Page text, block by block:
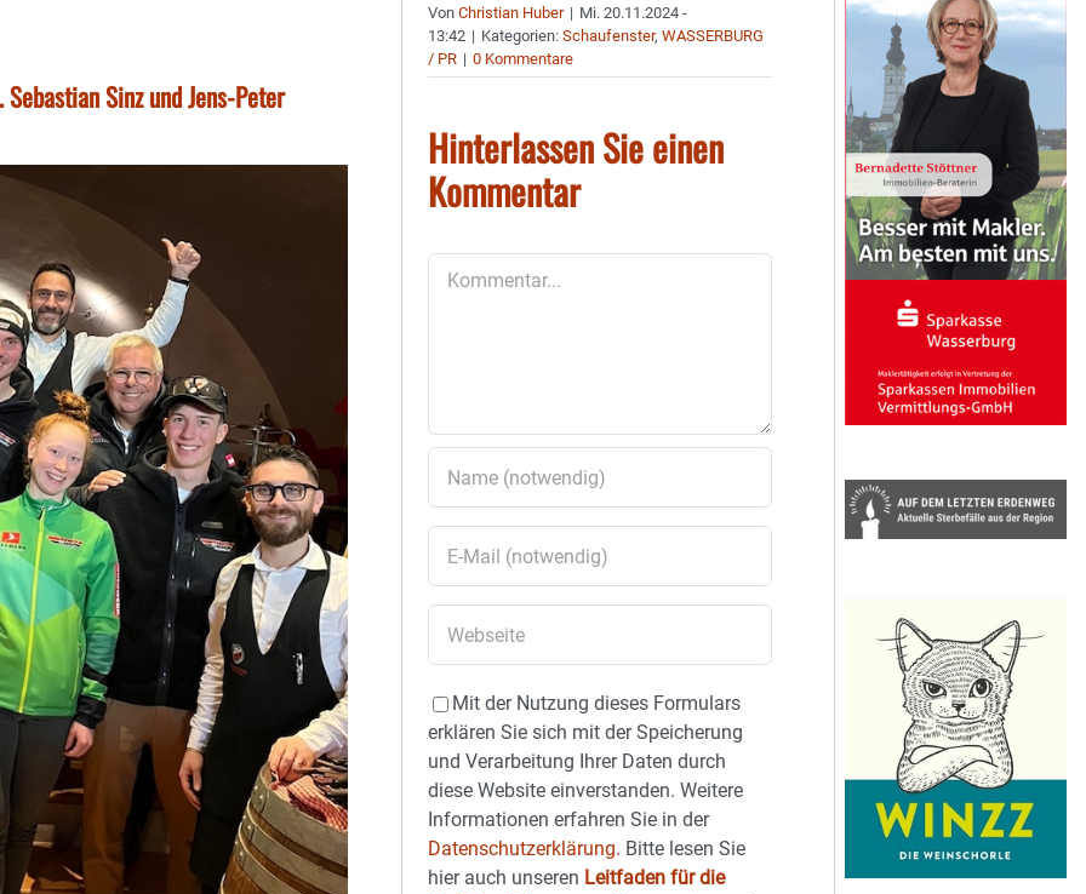
Sinz und Jens-Peter
VonChristian Huber | Mi. 20.11.2024 -
13:42 | Kategorien:Schaufenster,WASSERBURG
/ PR | 0 Kommentare
Hinterlassen Sie einen
Kommentar
Mit der Nutzung dieses Formulars
erklären Sie sich mit der Speicherung
und Verarbeitung Ihrer Daten durch
diese Website einverstanden. Weitere
Informationen erfahren Sie in der
Datenschutzerklärung. Bitte lesen Sie
hier auch unseren Leitfaden für die